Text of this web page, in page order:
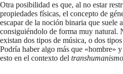
Otra posibilidad es que, al no estar
propiedades físicas, el concepto de
escapar de la noción binaria que suele
consiguiéndolo de forma muy natural.
existan dos tipos de música, o dos
Podría haber algo más que «hombre»
esto en el contexto del transhumanismo